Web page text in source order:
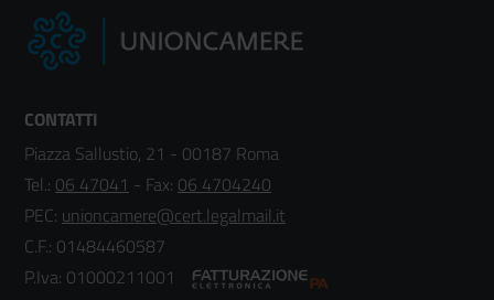
CONTATTI
Piazza Sallustio, 21 - 00187 Roma
Tel.: 06 47041 - Fax: 06 4704240
PEC: unioncamere@cert.legalmail.it
C.F.: 01484460587
P.Iva: 01000211001